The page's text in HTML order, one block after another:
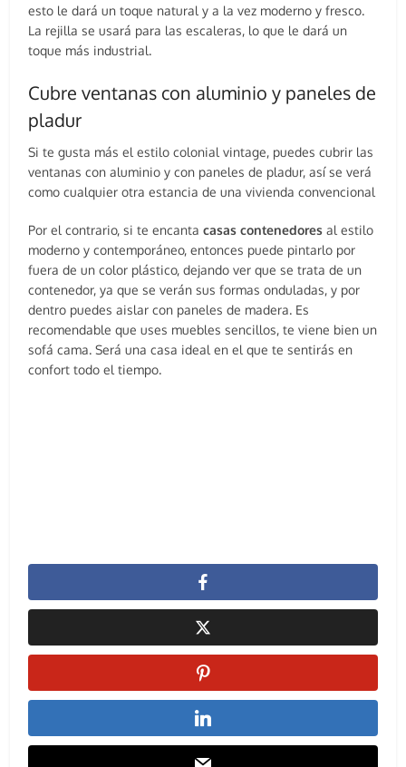
esto le dará un toque natural y a la vez moderno y fresco.
La rejilla se usará para las escaleras, lo que le dará un
toque más industrial.
Cubre ventanas con aluminio y paneles de
pladur
Si te gusta más el estilo colonial vintage, puedes cubrir las
ventanas con aluminio y con paneles de pladur, así se verá
como cualquier otra estancia de una vivienda convencional
Por el contrario, si te encantacasas contenedores al estilo
moderno y contemporáneo, entonces puede pintarlo por
fuera de un color plástico, dejando ver que se trata de un
contenedor, ya que se verán sus formas onduladas, y por
dentro puedes aislar con paneles de madera. Es
recomendable que uses muebles sencillos, te viene bien un
sofá cama. Será una casa ideal en el que te sentirás en
confort todo el tiempo.